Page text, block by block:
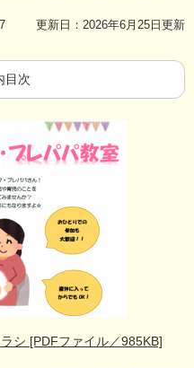
目次
更新日：2026年6月25日更新
シ [PDFファイル／985KB]